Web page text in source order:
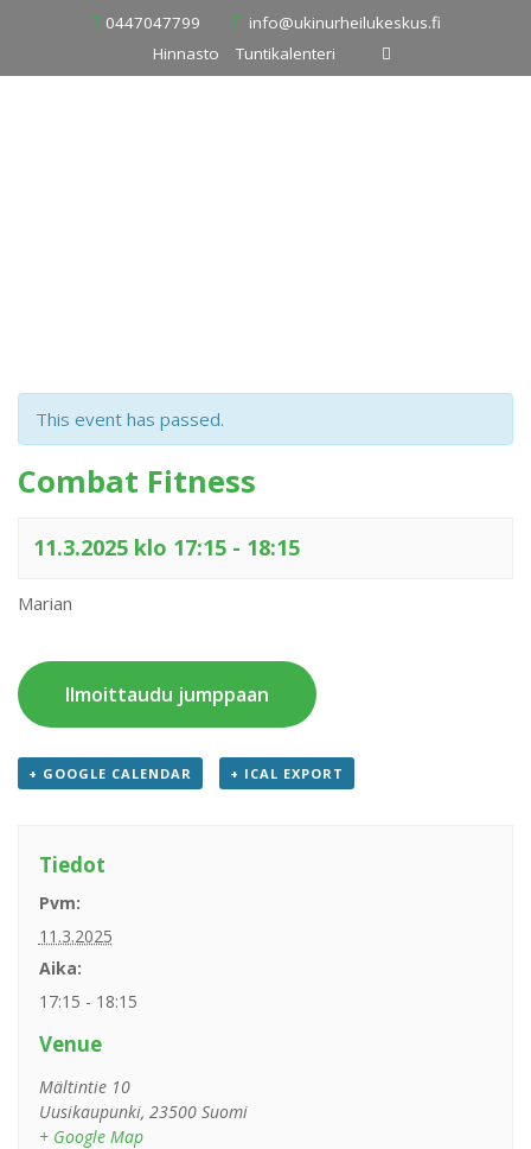
content
0447047799
info@ukinurheilukeskus.fi
Hinnasto
Tuntikalenteri
This event has passed.
Combat Fitness
11.3.2025 klo 17:15 - 18:15
Marian
Ilmoittaudu jumppaan
+ GOOGLE CALENDAR + ICAL EXPORT
Tiedot
Pvm:
11.3.2025
Aika:
17:15 - 18:15
Venue
Mältintie 10
Uusikaupunki, 23500 Suomi
+ Google Map